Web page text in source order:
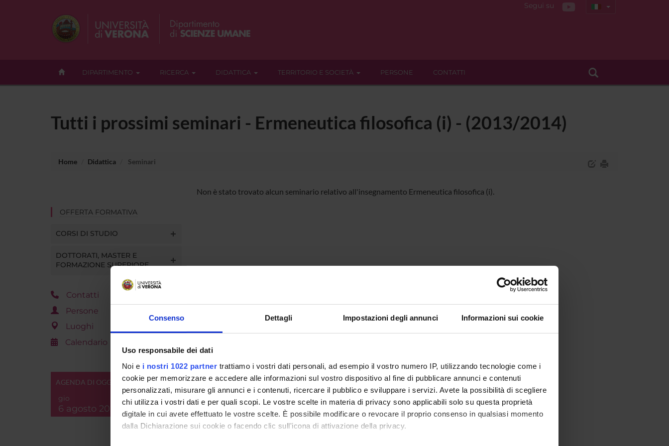
Consenso Dettagli Impostazioni degli annunci Informazioni sui cookie
Uso responsabile dei dati
Noi e i nostri 1022 partner trattiamo i vostri dati personali, ad esempio il vostro numero IP, utilizzando tecnologie come i
cookie per memorizzare e accedere alle informazioni sul vostro dispositivo al fine di pubblicare annunci e contenuti
personalizzati, misurare gli annunci e i contenuti, ricercare il pubblico e sviluppare i servizi. Avete la possibilità di scegliere
chi utilizza i vostri dati e per quali scopi. Le vostre scelte in materia di privacy sono applicabili solo su questa proprietà
digitale in cui avete effettuato le vostre scelte. È possibile modificare o revocare il proprio consenso in qualsiasi momento
dalla Dichiarazione sui cookie o facendo clic sull'icona di attivazione della privacy.
Segui su
DIPARTIMENTO RICERCA DIDATTICA TERRITORIO E SOCIETÀ PERSONE CONTATTI
Tutti i prossimi seminari - Ermeneutica filosofica (i) - (2013/2014)
Home Didattica Seminari
OFFERTA FORMATIVA
CORSI DI STUDIO
DOTTORATI, MASTER E
FORMAZIONE SUPERIORE
Contatti
Persone
Luoghi
Calendario
AGENDA DI OGGI
gio
6 agosto 2026
Non è stato trovato alcun seminario relativo all'insegnamento Ermeneutica filosofica (i).